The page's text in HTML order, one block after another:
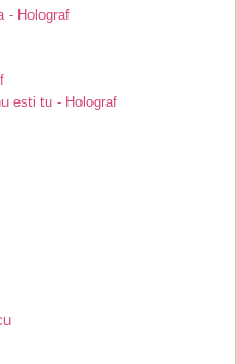
- Holograf
esti tu - Holograf